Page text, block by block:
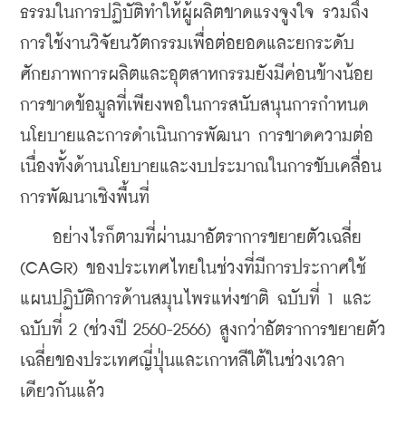
ธรรมในการปฏิบัติทำให้ผู้ผลิตขาดแรงจูงใจ รวมถึง
การใช้งานวิจัยนวัตกรรมเพื่อต่อยอดและยกระดับ
ศักยภาพการผลิตและอุตสาหกรรมยังมีค่อนข้างน้อย
การขาดข้อมูลที่เพียงพอในการสนับสนุนการกำหนด
นโยบายและการดำเนินการพัฒนา การขาดความต่อ
เนื่องทั้งด้านนโยบายและงบประมาณในการขับเคลื่อน
การพัฒนาเชิงพื้นที่
อย่างไรก็ตามที่ผ่านมาอัตราการขยายตัวเฉลี่ย
(CAGR) ของประเทศไทยในช่วงที่มีการประกาศใช้
แผนปฏิบัติการด้านสมุนไพรแห่งชาติ ฉบับที่ 1 และ
ฉบับที่ 2 (ช่วงปี 2560-2566) สูงกว่าอัตราการขยายตัว
เฉลี่ยของประเทศญี่ปุ่นและเกาหลีใต้ในช่วงเวลา
เดียวกันแล้ว